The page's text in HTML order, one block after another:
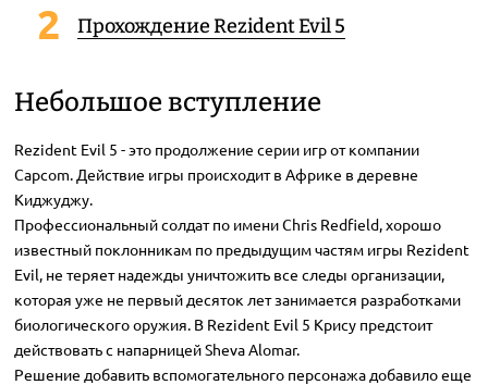
Прохождение Rezident Evil 5
Небольшое вступление
Rezident Evil 5 - это продолжение серии игр от компании
Capcom. Действие игры происходит в Африке в деревне
Киджуджу.
Профессиональный солдат по имени Chris Redfield, хорошо
известный поклонникам по предыдущим частям игры Rezident
Evil, не теряет надежды уничтожить все следы организации,
которая уже не первый десяток лет занимается разработками
биологического оружия. В Rezident Evil 5 Крису предстоит
действовать с напарницей Sheva Alomar.
Решение добавить вспомогательного персонажа добавило еще